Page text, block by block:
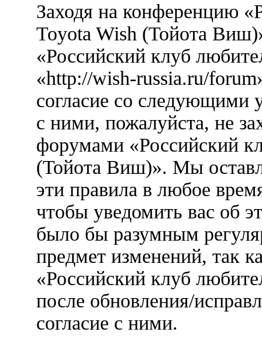
Заходя на конференцию
Toyota Wish (Тойота
«Российский клуб
«http://wish-russia.ru/
согласие со следующими
с ними, пожалуйста, не
форумами «Российский
(Тойота Виш)». Мы
эти правила в любое
чтобы уведомить вас об
было бы разумным
предмет изменений, так
«Российский клуб
после обновления/
согласие с ними.